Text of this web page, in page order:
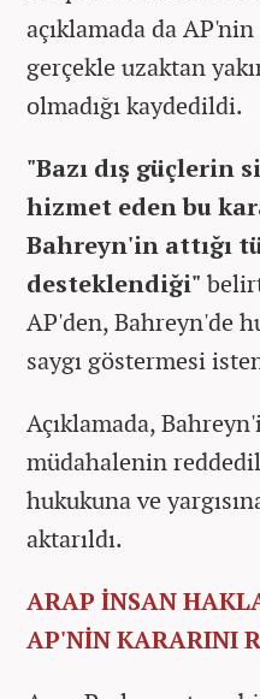
açıklamada da
gerçekle uzaktan
olmadığı kaydedildi.
"Bazı dış güçlerin
hizmet eden bu
Bahreyn'in attığı
desteklendiği"
AP'den, Bahreyn'de
saygı göstermesi
Açıklamada,
müdahalenin
hukukuna ve
aktarıldı.
ARAP İNSAN
AP'NİN KARARINI